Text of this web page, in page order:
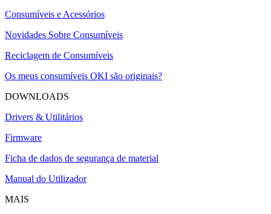
Consumíveis e Acessórios
Novidades Sobre Consumíveis
Reciclagem de Consumíveis
Os meus consumíveis OKI são originais?
DOWNLOADS
Drivers & Utilitários
Firmware
Ficha de dados de segurança de material
Manual do Utilizador
MAIS